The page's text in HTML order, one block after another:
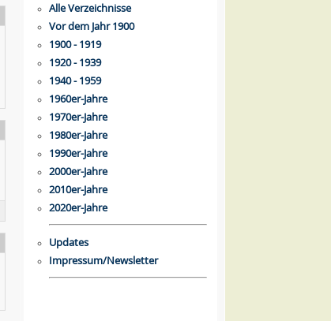
Alle Verzeichnisse
Vor dem Jahr 1900
1900 - 1919
1920 - 1939
1940 - 1959
1960er-Jahre
1970er-Jahre
1980er-Jahre
1990er-Jahre
2000er-Jahre
2010er-Jahre
2020er-Jahre
Updates
Impressum/Newsletter